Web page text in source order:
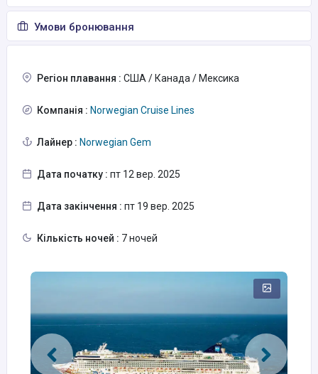
Умови бронювання
Регіон плавання : США / Канада / Мексика
Компанія : Norwegian Cruise Lines
Лайнер : Norwegian Gem
Дата початку : пт 12 вер. 2025
Дата закінчення : пт 19 вер. 2025
Кількість ночей : 7 ночей